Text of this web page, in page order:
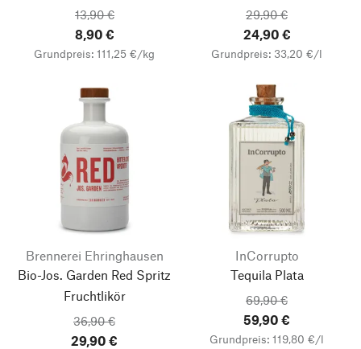
13,90 €
8,90 €
Grundpreis: 111,25 €/kg
29,90 €
24,90 €
Grundpreis: 33,20 €/l
Brennerei Ehringhausen
Bio-Jos. Garden Red Spritz
Fruchtlikör
36,90 €
29,90 €
InCorrupto
Tequila Plata
69,90 €
59,90 €
Grundpreis: 119,80 €/l